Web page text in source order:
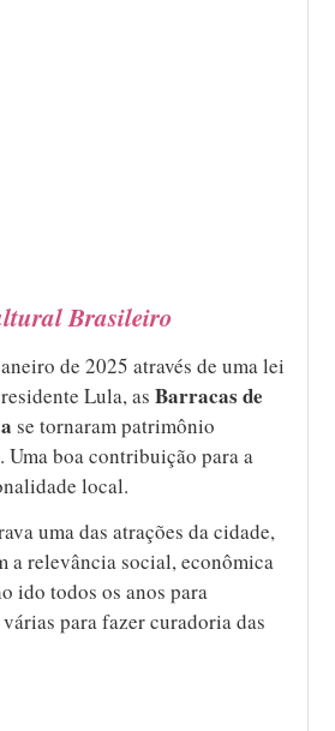
Brasileiro
de 2025 através de uma lei
Lula, asBarracas de
se tornaram patrimônio
boa contribuição para a
local.
uma das atrações da cidade,
a relevância social, econômica
ido todos os anos para
para fazer curadoria das